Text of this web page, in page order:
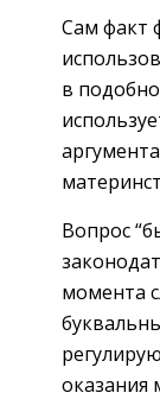
Сам факт
в
Вопрос
момента
оказания